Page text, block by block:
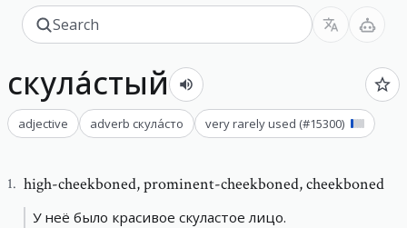
скула́стый
adjective adverb скула́сто very rarely used (#15300)
1. high-cheekboned,prominent-cheekboned, cheekboned
У неё было красивое скуластое лицо.